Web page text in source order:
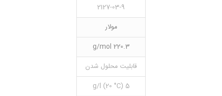
2127-03-9
مولار
220.3 g/mol
قابلیت محلول شدن
5 g/l (20 °C)